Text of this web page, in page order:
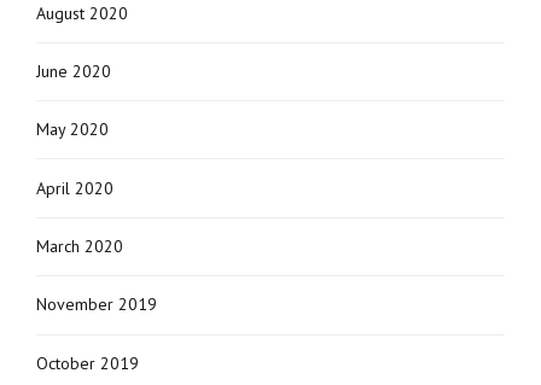
August 2020
June 2020
May 2020
April 2020
March 2020
November 2019
October 2019